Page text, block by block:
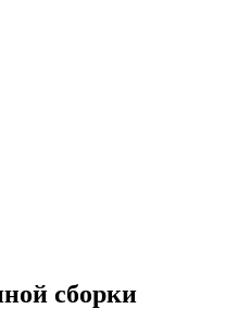
сборки